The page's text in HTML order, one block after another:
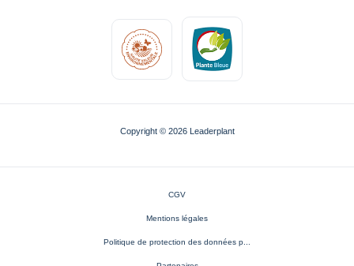
Copyright © 2026 Leaderplant
CGV
Mentions légales
Politique de protection des données p...